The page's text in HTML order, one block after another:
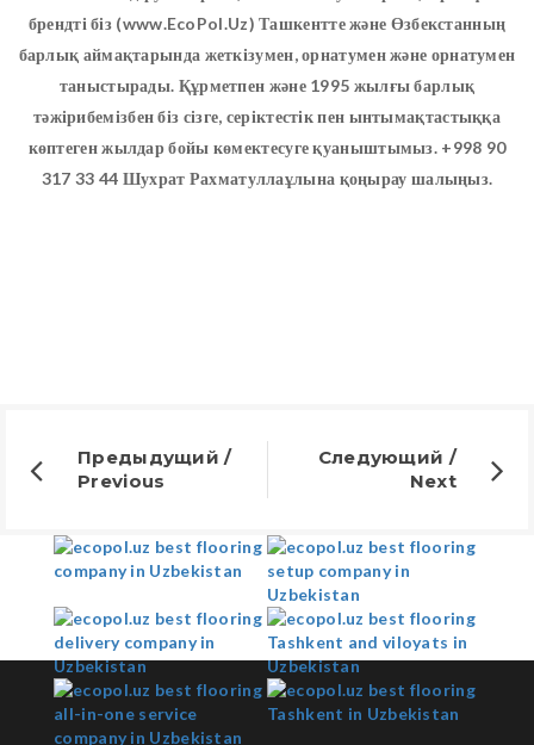
брендті біз (www.EcoPol.Uz) Ташкентте және Өзбекстанның
барлық аймақтарында жеткізумен, орнатумен және орнатумен
таныстырады. Құрметпен және 1995 жылғы барлық
тәжірибемізбен біз сізге, серіктестік пен ынтымақтастыққа
көптеген жылдар бойы көмектесуге қуаныштымыз. +998 90
317 33 44 Шухрат Рахматуллаұлына қоңырау шалыңыз.
Предыдущий /
Previous
Следующий /
Next